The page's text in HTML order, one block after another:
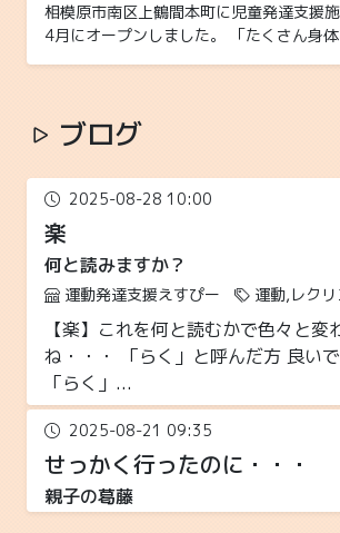
相模原市南区上鶴間本町に児童発達支援
4月にオープンしました。 「たくさん身
ブログ
2025-08-28 10:00
楽
何と読みますか？
運動発達支援えすぴー 運動,レク
【楽】これを何と読むかで色々と変
ね・・・ 「らく」と呼んだ方 良い
「らく」...
2025-08-21 09:35
せっかく行ったのに・・・
親子の葛藤
運動,レク